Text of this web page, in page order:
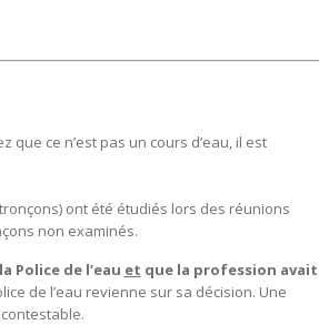
que ce n’est pas un cours d’eau, il est
ont été étudiés lors des réunions
non examinés.
Police de l’eau et que la profession avait
de l’eau revienne sur sa décision. Une